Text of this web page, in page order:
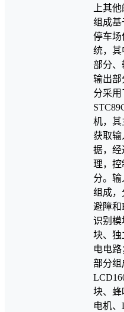
上其
组成基
停车场
统，其
部分、
输出部
分采用
机，其
获取输
据，经
理，控
分。输
组成，
避障和
识别模
块、独
电电
部分组
块、蜂
电机